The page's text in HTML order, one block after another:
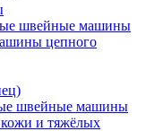
швейные машины
цепного
швейные машины
и тяжёлых